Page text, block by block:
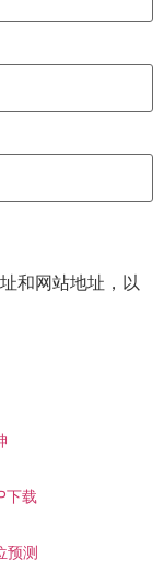
和网站地址，以
下载
预测